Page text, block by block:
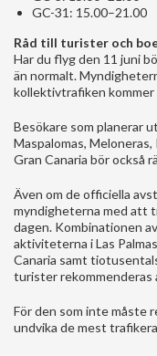
GC-31: 15.00–21.00
Råd till turister och
Har du flyg den 11 juni
än normalt.
kollektivtrafiken
Besökare som planerar
Maspalomas,
Gran Canaria bör också
Även om de officiella
myndigheterna med att
dagen. Kombinationen
aktiviteterna i Las
Canaria samt
turister rekommenderas
För den som inte måste
undvika de mest